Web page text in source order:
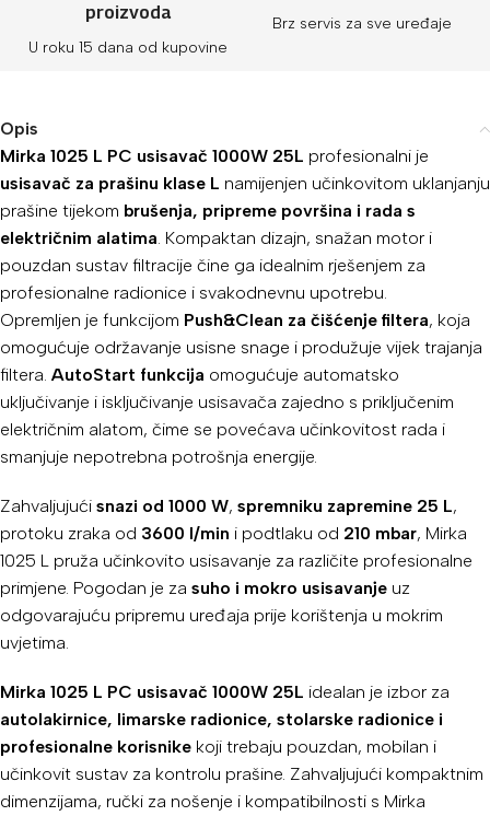
proizvoda
U roku 15 dana od kupovine
Brz servis za sve uređaje
Opis
Mirka 1025 L PC usisavač 1000W 25L profesionalni je
usisavač za prašinu klase L namijenjen učinkovitom uklanjanju
prašine tijekom brušenja, pripreme površina i rada s
električnim alatima. Kompaktan dizajn, snažan motor i
pouzdan sustav filtracije čine ga idealnim rješenjem za
profesionalne radionice i svakodnevnu upotrebu.
Opremljen je funkcijom Push&Clean za čišćenje filtera, koja
omogućuje održavanje usisne snage i produžuje vijek trajanja
filtera. AutoStart funkcija omogućuje automatsko
uključivanje i isključivanje usisavača zajedno s priključenim
električnim alatom, čime se povećava učinkovitost rada i
smanjuje nepotrebna potrošnja energije.
Zahvaljujući snazi od 1000 W, spremniku zapremine 25 L,
protoku zraka od 3600 l/min i podtlaku od 210 mbar, Mirka
1025 L pruža učinkovito usisavanje za različite profesionalne
primjene. Pogodan je za suho i mokro usisavanje uz
odgovarajuću pripremu uređaja prije korištenja u mokrim
uvjetima.
Mirka 1025 L PC usisavač 1000W 25L idealan je izbor za
autolakirnice, limarske radionice, stolarske radionice i
profesionalne korisnike koji trebaju pouzdan, mobilan i
učinkovit sustav za kontrolu prašine. Zahvaljujući kompaktnim
dimenzijama, ručki za nošenje i kompatibilnosti s Mirka